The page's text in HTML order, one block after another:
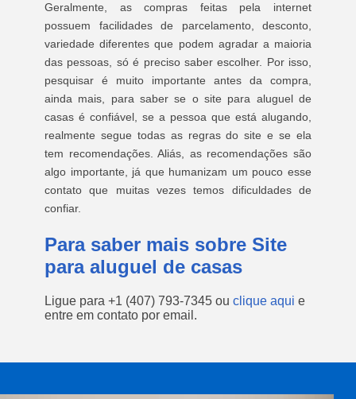
Geralmente, as compras feitas pela internet
possuem facilidades de parcelamento, desconto,
variedade diferentes que podem agradar a maioria
das pessoas, só é preciso saber escolher. Por isso,
pesquisar é muito importante antes da compra,
ainda mais, para saber se o site para aluguel de
casas é confiável, se a pessoa que está alugando,
realmente segue todas as regras do site e se ela
tem recomendações. Aliás, as recomendações são
algo importante, já que humanizam um pouco esse
contato que muitas vezes temos dificuldades de
confiar.
Para saber mais sobre Site
para aluguel de casas
Ligue para +1 (407) 793-7345 ou clique aqui e
entre em contato por email.